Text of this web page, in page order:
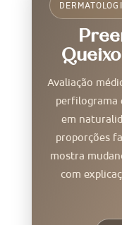
Avaliação
perfilograma
em
proporções
mostra
com